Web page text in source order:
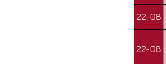
22-08
22-08